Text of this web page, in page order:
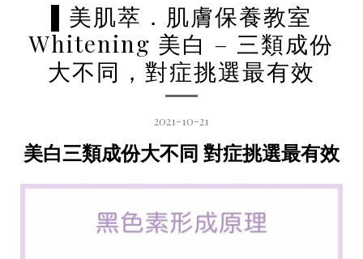
▌美肌萃．肌膚保養教室
Whitening 美白 – 三類成份
大不同，對症挑選最有效
2021-10-21
美白三類成份大不同 對症挑選最有效